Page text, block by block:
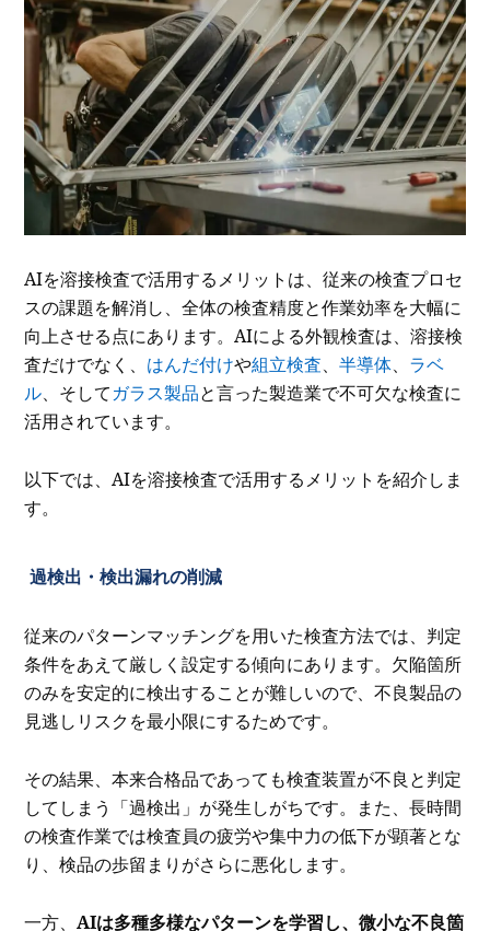
AIを溶接検査で活用するメリットは、従来の検査プロセ
スの課題を解消し、全体の検査精度と作業効率を大幅に
向上させる点にあります。AIによる外観検査は、溶接検
査だけでなく、 はんだ付けや組立検査、半導体、 ラベ
ル、そしてガラス製品と言った製造業で不可欠な検査に
活用されています。
以下では、AIを溶接検査で活用するメリットを紹介しま
す。
過検出・検出漏れの削減
従来のパターンマッチングを用いた検査方法では、判定
条件をあえて厳しく設定する傾向にあります。欠陥箇所
のみを安定的に検出することが難しいので、不良製品の
見逃しリスクを最小限にするためです。
その結果、本来合格品であっても検査装置が不良と判定
してしまう「過検出」が発生しがちです。また、長時間
の検査作業では検査員の疲労や集中力の低下が顕著とな
り、検品の歩留まりがさらに悪化します。
一方、AIは多種多様なパターンを学習し、微小な不良箇